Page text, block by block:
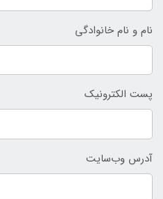
نام و نام خانوادگی
پست الکترونیک
آدرس وب‌سایت